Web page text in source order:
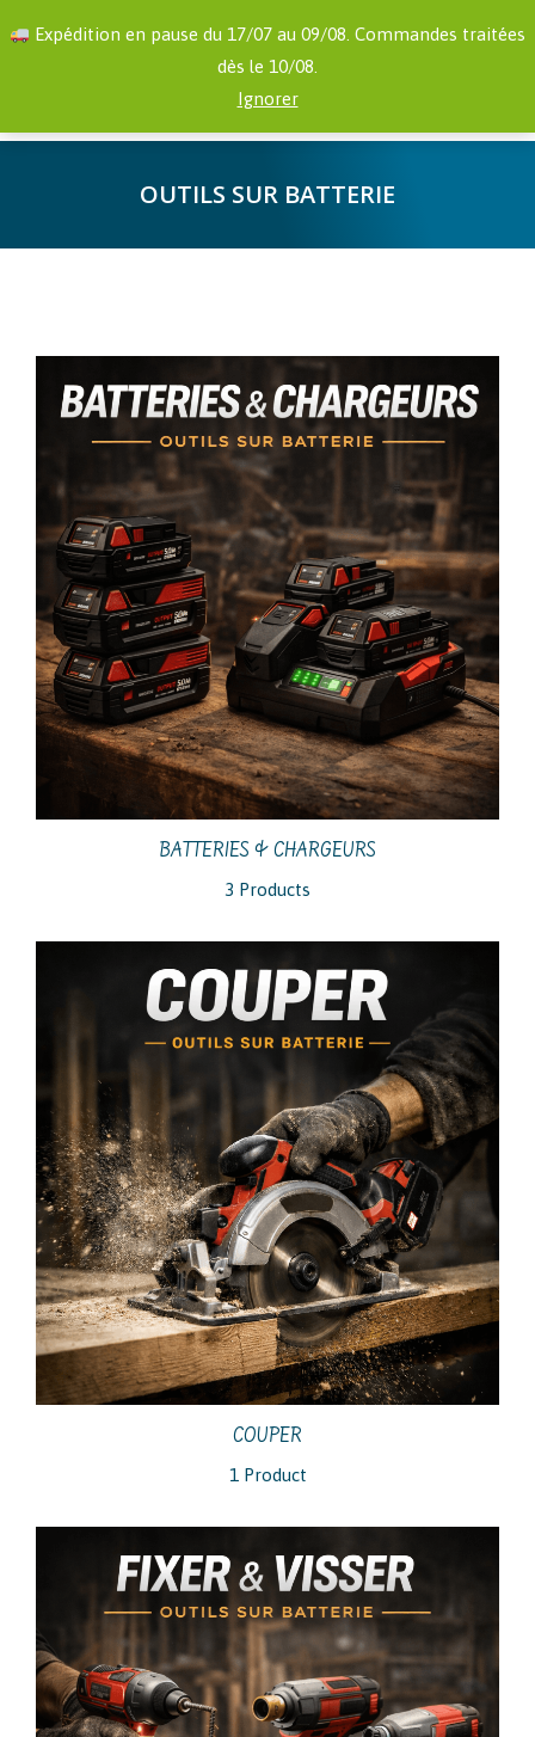
Expédition en pause du 17/07 au 09/08. Commandes traitées
dès le 10/08.
Ignorer
window
opens
window
:
OUTILS SUR BATTERIE
BATTERIES & CHARGEURS
3 Products
COUPER
1 Product